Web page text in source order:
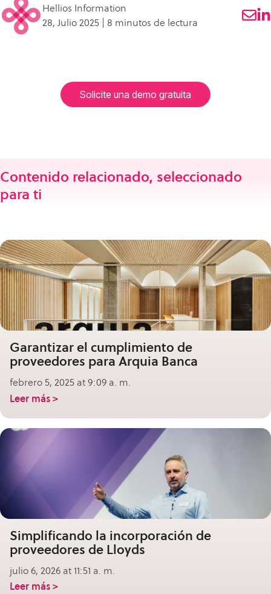
Hellios Information
28, Julio 2025 | 8 minutos de lectura
Solicite una demo gratuita
Contenido relacionado, seleccionado
para ti
Garantizar el cumplimiento de
proveedores para Arquia Banca
febrero 5, 2025 at 9:09 a. m.
Leer más >
Simplificando la incorporación de
proveedores de Lloyds
julio 6, 2026 at 11:51 a. m.
Leer más >